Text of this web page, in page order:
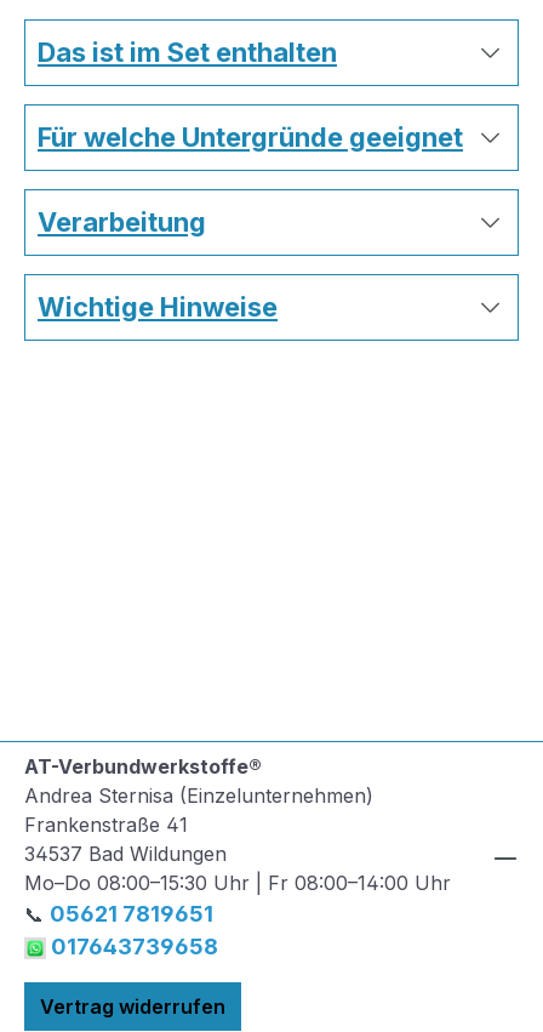
Das ist im Set enthalten
Für welche Untergründe geeignet
Verarbeitung
Wichtige Hinweise
AT-Verbundwerkstoffe®
Andrea Sternisa (Einzelunternehmen)
Frankenstraße 41
34537 Bad Wildungen
Mo–Do 08:00–15:30 Uhr | Fr 08:00–14:00 Uhr
📞 05621 7819651
017643739658
Vertrag widerrufen